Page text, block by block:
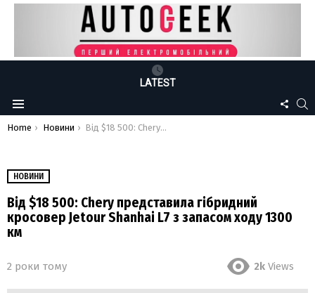
LATEST
Menu
US
You are here:
Home Новини Від $18 500: Chery представила гібридний кросовер Jetour Shanhai L7 з запасом ходу 1300 км
НОВИНИ
Від $18 500: Chery представила гібридний
кросовер Jetour Shanhai L7 з запасом ходу 1300
км
2 роки тому 2k Views